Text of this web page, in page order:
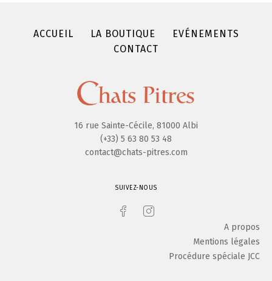
ACCUEIL LA BOUTIQUE
EVÉNEMENTS
CONTACT
SUIVEZ-NOUS
16 rue Sainte-Cécile, 81000 Albi
(+33) 5 63 80 53 48
contact@chats-pitres.com
A propos
Mentions légales
Procédure spéciale JCC